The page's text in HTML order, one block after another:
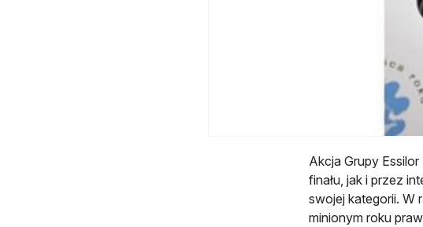
Akcja Grupy
finału, jak i przez
swojej kategorii. W
minionym roku